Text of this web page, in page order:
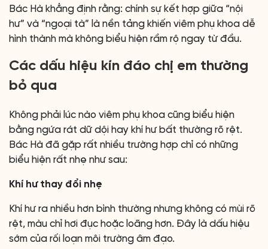
Bác Hà khẳng định rằng: chính sự kết hợp giữa “nội
hư” và “ngoại tà” là nền tảng khiến viêm phụ khoa dễ
hình thành mà không biểu hiện rầm rộ ngay từ đầu.
Các dấu hiệu kín đáo chị em thường
bỏ qua
Không phải lúc nào viêm phụ khoa cũng biểu hiện
bằng ngứa rát dữ dội hay khí hư bất thường rõ rệt.
Bác Hà đã gặp rất nhiều trường hợp chỉ có những
biểu hiện rất nhẹ như sau:
Khí hư thay đổi nhẹ
Khí hư ra nhiều hơn bình thường nhưng không có mùi rõ
rệt, màu chỉ hơi đục hoặc loãng hơn. Đây là dấu hiệu
sớm của rối loạn môi trường âm đạo.